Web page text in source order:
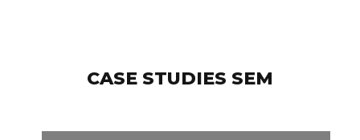
CASE STUDIES SEM